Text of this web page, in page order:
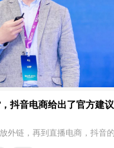
抖音电商给出了官方建议